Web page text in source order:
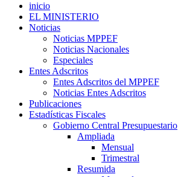
inicio
EL MINISTERIO
Noticias
Noticias MPPEF
Noticias Nacionales
Especiales
Entes Adscritos
Entes Adscritos del MPPEF
Noticias Entes Adscritos
Publicaciones
Estadísticas Fiscales
Gobierno Central Presupuestario
Ampliada
Mensual
Trimestral
Resumida